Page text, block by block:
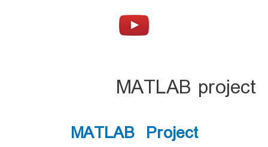
MATLAB project
MATLAB Project